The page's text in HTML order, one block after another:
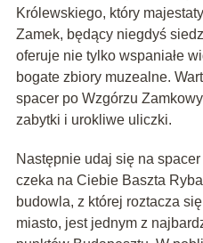
Królewskiego, który
Zamek, będący niegdyś
oferuje nie tylko wspaniałe
bogate zbiory muzealne.
spacer po Wzgórzu
zabytki i urokliwe uliczki.
Następnie udaj się na
czeka na Ciebie Baszta
budowla, z której roztacza
miasto, jest jednym z